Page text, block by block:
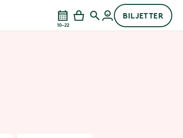
10–22
BILJETTER